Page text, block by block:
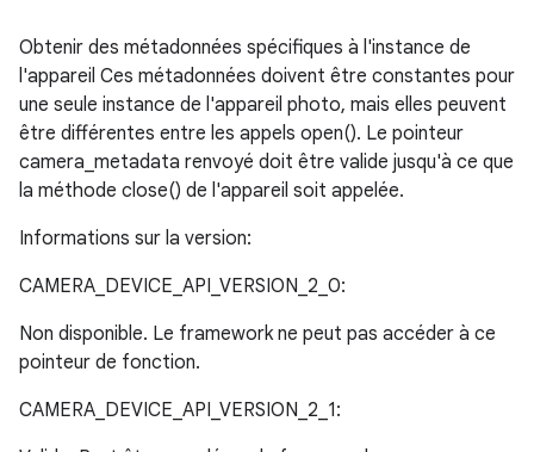
Obtenir des métadonnées spécifiques à l'instance de
l'appareil Ces métadonnées doivent être constantes pour
une seule instance de l'appareil photo, mais elles peuvent
être différentes entre les appels open(). Le pointeur
camera_metadata renvoyé doit être valide jusqu'à ce que
la méthode close() de l'appareil soit appelée.
Informations sur la version:
CAMERA_DEVICE_API_VERSION_2_0:
Non disponible. Le framework ne peut pas accéder à ce
pointeur de fonction.
CAMERA_DEVICE_API_VERSION_2_1: